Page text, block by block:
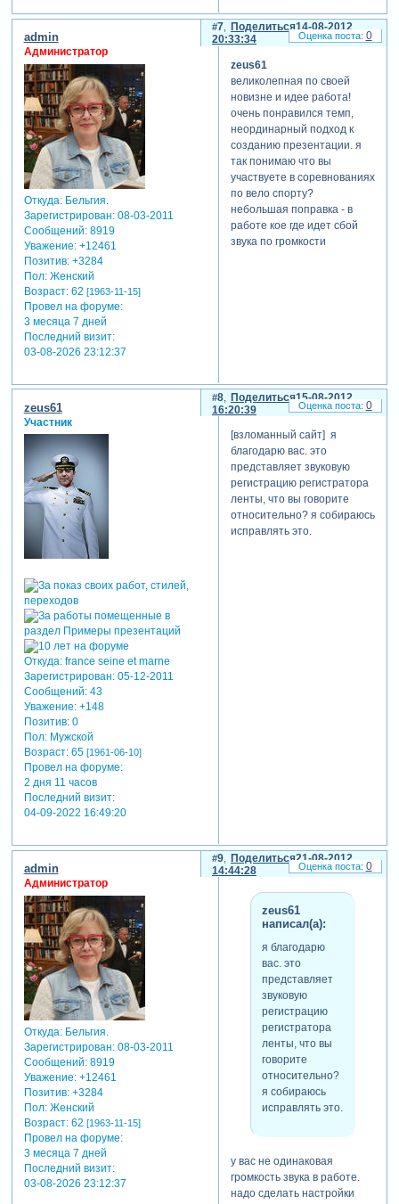
Поделиться
7
14-08-2012
20:33:34
admin
Администратор
Откуда:Бельгия.
Зарегистрирован: 08-03-2011
Сообщений:8919
Уважение: +12461
Позитив: +3284
Пол:Женский
Возраст:62 [1963-11-15]
Провел на форуме:
3 месяца 7 дней
Последний визит:
03-08-2026 23:12:37
zeus61
великолепная по своей
новизне и идее работа!
очень понравился темп,
неординарный подход к
созданию презентации. я
так понимаю что вы
участвуете в соревнованиях
по вело спорту?
небольшая поправка - в
работе кое где идет сбой
звука по громкости
0
Поделиться
8
15-08-2012
16:20:39
zeus61
Участник
Откуда:france seine et marne
Зарегистрирован: 05-12-2011
Сообщений:43
Уважение: +148
Позитив: 0
Пол:Мужской
Возраст:65 [1961-06-10]
Провел на форуме:
2 дня 11 часов
Последний визит:
04-09-2022 16:49:20
[взломанный сайт] я
благодарю вас. это
представляет звуковую
регистрацию регистратора
ленты, что вы говорите
относительно? я собираюсь
исправлять это.
0
Поделиться
9
21-08-2012
14:44:28
admin
Администратор
Откуда:Бельгия.
Зарегистрирован: 08-03-2011
Сообщений:8919
Уважение: +12461
Позитив: +3284
Пол:Женский
Возраст:62 [1963-11-15]
Провел на форуме:
3 месяца 7 дней
Последний визит:
03-08-2026 23:12:37
zeus61
написал(а):
я благодарю
вас. это
представляет
звуковую
регистрацию
регистратора
ленты, что вы
говорите
относительно?
я собираюсь
исправлять это.
у вас не одинаковая
громкость звука в работе.
надо сделать настройки
0